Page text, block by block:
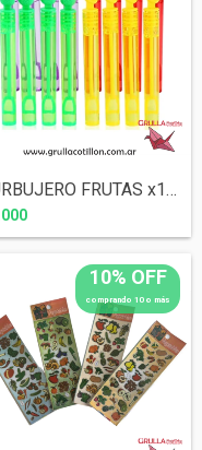
BURBUJERO FRUTAS x10 UNIDADES
10% OFF
comprando 10 o más